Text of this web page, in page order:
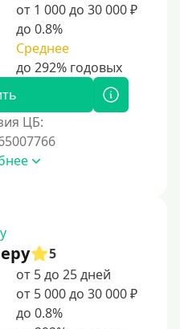
от 1 000 до 30 000 ₽
до 0.8%
Среднее
ЦБ:
5
от 5 до 25 дней
от 5 000 до 30 000 ₽
до 0.8%